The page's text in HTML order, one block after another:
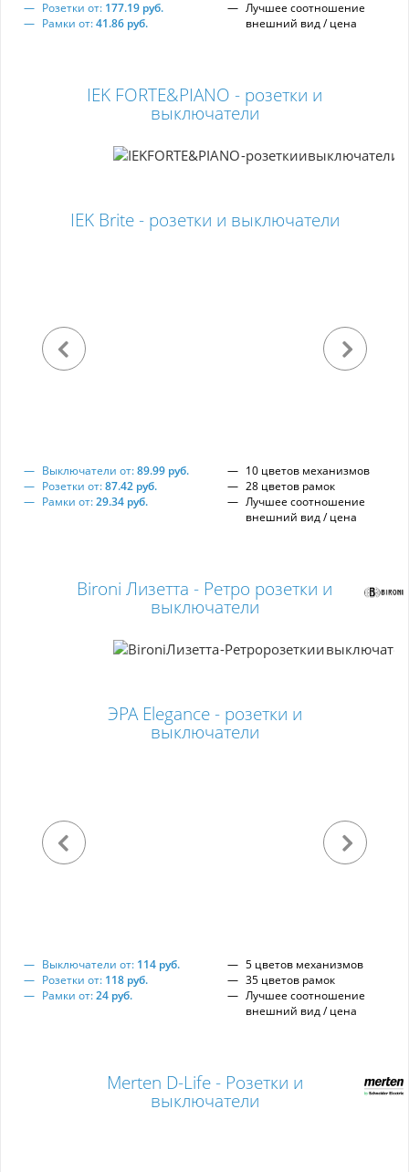
Розетки от: 177.19 руб.
Рамки от:41.86 руб.
Лучшее соотношение
внешний вид / цена
IEK FORTE&PIANO - розетки и
выключатели
IEK Brite - розетки и выключатели
Выключатели от:89.99 руб.
Розетки от:87.42 руб.
Рамки от:29.34 руб.
10 цветов механизмов
28 цветов рамок
Лучшее соотношение
внешний вид / цена
Bironi Лизетта - Ретро розетки и
выключатели
ЭРА Elegance - розетки и
выключатели
Выключатели от: 114 руб.
Розетки от: 118 руб.
Рамки от:24 руб.
5 цветов механизмов
35 цветов рамок
Лучшее соотношение
внешний вид / цена
Merten D-Life - Розетки и
выключатели